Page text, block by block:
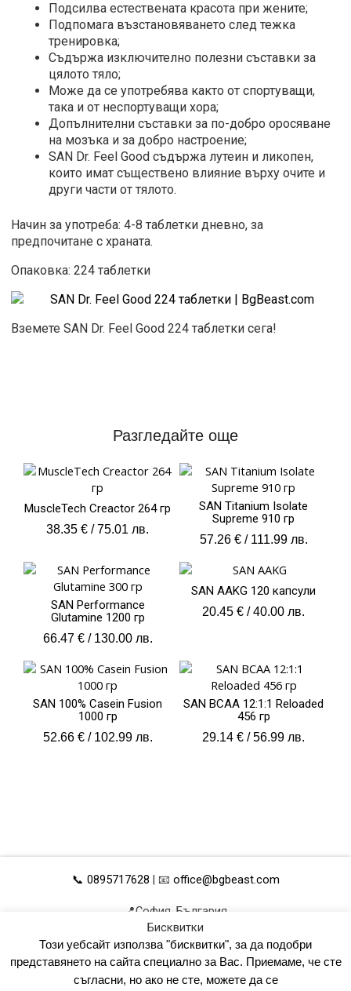
Подсилва естествената красота при жените;
Подпомага възстановяването след тежка
тренировка;
Съдържа изключително полезни съставки за
цялото тяло;
Може да се употребява както от спортуващи,
така и от неспортуващи хора;
Допълнителни съставки за по-добро оросяване
на мозъка и за добро настроение;
SAN Dr. Feel Good съдържа лутеин и ликопен,
които имат съществено влияние върху очите и
други части от тялото.
Начин за употреба: 4-8 таблетки дневно, за
предпочитане с храната.
Опаковка: 224 таблетки
Вземете SAN Dr. Feel Good 224 таблетки сега!
Разгледайте още
MuscleTech Creactor 264 гр
38.35 € / 75.01 лв.
SAN Titanium Isolate
Supreme 910 гр
57.26 €/ 111.99 лв.
SAN Performance
Glutamine 1200 гр
66.47 €/ 130.00 лв.
SAN AAKG 120 капсули
20.45 € / 40.00 лв.
SAN 100% Casein Fusion
1000 гр
52.66 €/ 102.99 лв.
SAN BCAA 12:1:1 Reloaded
456 гр
29.14 € / 56.99 лв.
📞 0895717628 | 📧 office@bgbeast.com
📍София, България
ОБЩИ УСЛОВИЯ
УПРАВЛЕНИЕ НА ДАННИ
ПОЛИТИКА ЗА ПОВЕРИТЕЛНОСТ
КАРТА НА САЙТА
Бисквитки
Този уебсайт използва "бисквитки", за да подобри
представянето на сайта специално за Вас. Приемаме, че сте
съгласни, но ако не сте, можете да се